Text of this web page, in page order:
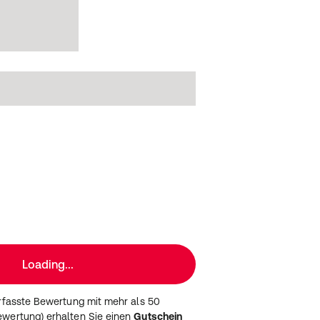
Loading...
Bewertung mit mehr als 50
erhalten Sie einenGutschein